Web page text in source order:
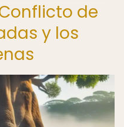
de
y los